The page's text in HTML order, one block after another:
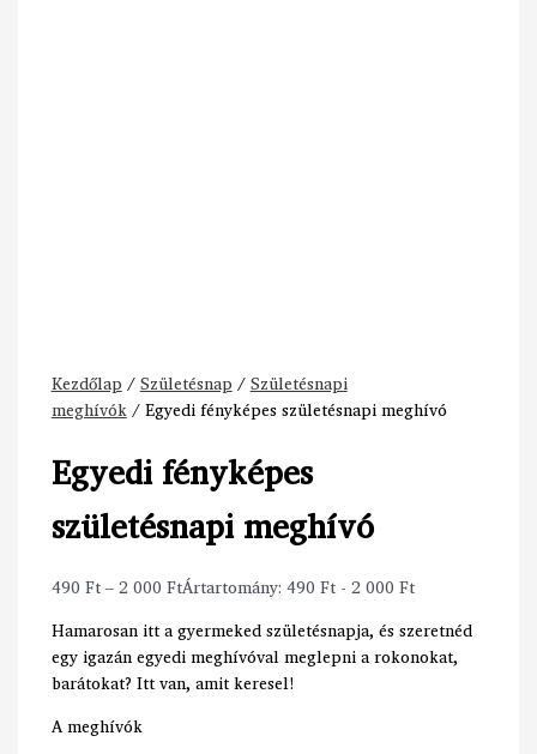
Kezdőlap /Születésnap /Születésnapi
meghívók/ Egyedi fényképes születésnapi meghívó
Egyedi fényképes
születésnapi meghívó
490 Ft–2 000 FtÁrtartomány: 490 Ft - 2 000 Ft
Hamarosan itt a gyermeked születésnapja, és szeretnéd
egy igazán egyedi meghívóval meglepni a rokonokat,
barátokat? Itt van, amit keresel!
A meghívók